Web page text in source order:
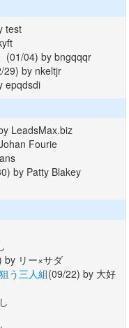
test
(01/04) by bngqqqr
29) by nkeltjr
epqdsdi
LeadsMax.biz
Fourie
by Patty Blakey
by リー×サダ
う三人組(09/22) by 大好